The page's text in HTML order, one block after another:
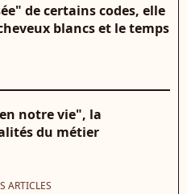
de certains codes, elle
blancs et le temps
notre vie", la
du métier
ARTICLES